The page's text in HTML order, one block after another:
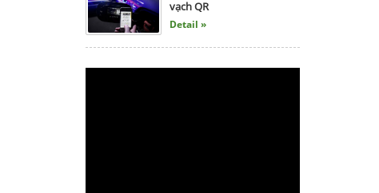
Detail »
Quảng Ngãi chống tỏi Lý